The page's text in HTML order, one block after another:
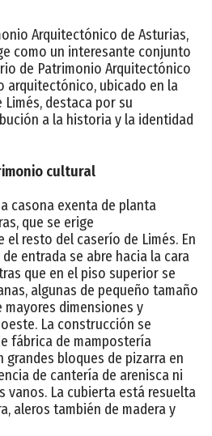
Arquitectónico de Asturias,
como un interesante conjunto
de Patrimonio Arquitectónico
arquitectónico, ubicado en la
destaca por su
a la historia y la identidad
cultural
casona exenta de planta
que se erige
resto del caserío de Limés. En
entrada se abre hacia la cara
que en el piso superior se
algunas de pequeño tamaño
mayores dimensiones y
La construcción se
fábrica de mampostería
grandes bloques de pizarra en
de cantería de arenisca ni
vanos. La cubierta está resuelta
aleros también de madera y